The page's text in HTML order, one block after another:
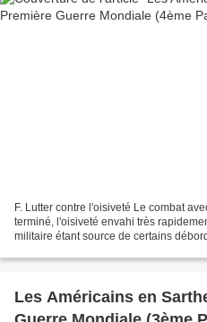
F. Lutter contre l'oisiveté Le combat
terminé, l'oisiveté envahi très
militaire étant source de certains
Les Américains en